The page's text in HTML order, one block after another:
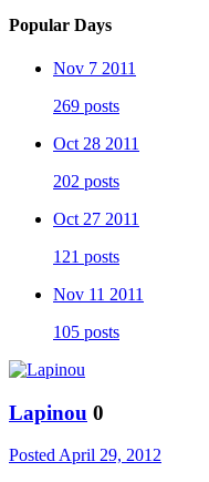
Popular Days
Nov 7 2011
269 posts
Oct 28 2011
202 posts
Oct 27 2011
121 posts
Nov 11 2011
105 posts
Lapinou 0
Posted April 29, 2012